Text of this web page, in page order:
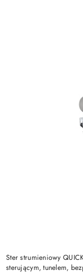
Ster strumieniowy
sterującym, tunelem,